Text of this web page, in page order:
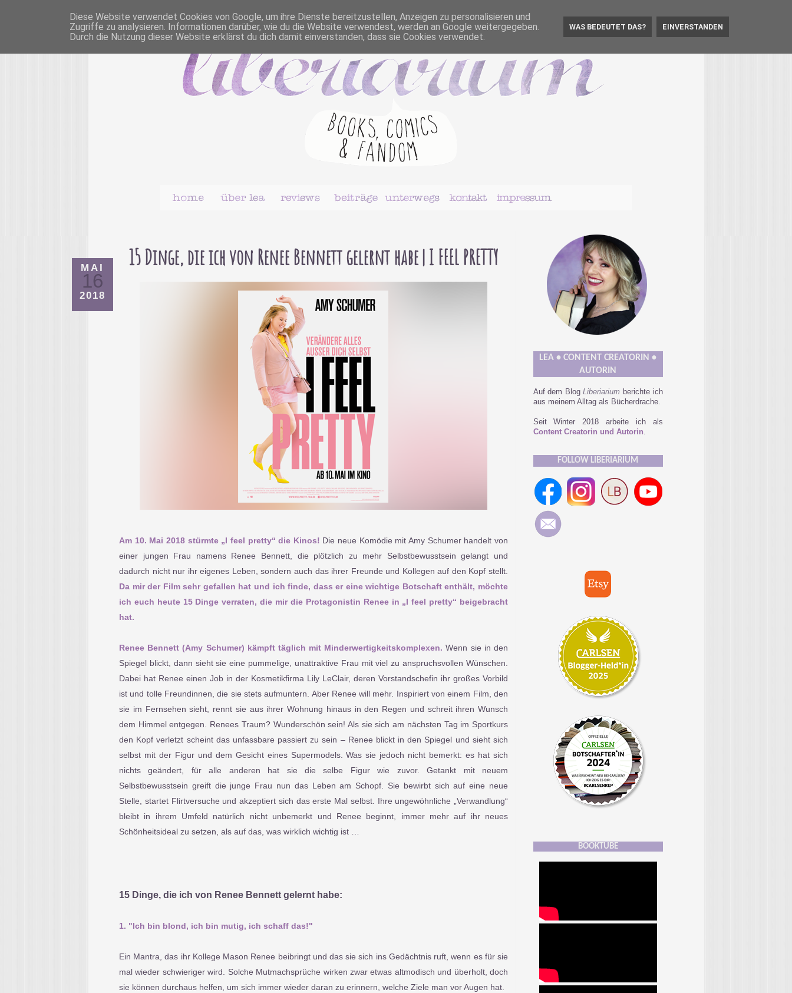
MAI
16
2018
15 Dinge, die ich von Renee Bennett gelernt habe | I FEEL PRETTY
Am 10. Mai 2018 stürmte „I feel pretty“ die Kinos! Die neue Komödie mit Amy Schumer handelt von
einer jungen Frau namens Renee Bennett, die plötzlich zu mehr Selbstbewusstsein gelangt und
dadurch nicht nur ihr eigenes Leben, sondern auch das ihrer Freunde und Kollegen auf den Kopf stellt.
Da mir der Film sehr gefallen hat und ich finde, dass er eine wichtige Botschaft enthält, möchte
ich euch heute 15 Dinge verraten, die mir die Protagonistin Renee in „I feel pretty“ beigebracht
hat.
Renee Bennett (Amy Schumer) kämpft täglich mit Minderwertigkeitskomplexen. Wenn sie in den
Spiegel blickt, dann sieht sie eine pummelige, unattraktive Frau mit viel zu anspruchsvollen Wünschen.
Dabei hat Renee einen Job in der Kosmetikfirma Lily LeClair, deren Vorstandschefin ihr großes Vorbild
ist und tolle Freundinnen, die sie stets aufmuntern. Aber Renee will mehr. Inspiriert von einem Film, den
sie im Fernsehen sieht, rennt sie aus ihrer Wohnung hinaus in den Regen und schreit ihren Wunsch
dem Himmel entgegen. Renees Traum? Wunderschön sein! Als sie sich am nächsten Tag im Sportkurs
den Kopf verletzt scheint das unfassbare passiert zu sein – Renee blickt in den Spiegel und sieht sich
selbst mit der Figur und dem Gesicht eines Supermodels. Was sie jedoch nicht bemerkt: es hat sich
nichts geändert, für alle anderen hat sie die selbe Figur wie zuvor. Getankt mit neuem
Selbstbewusstsein greift die junge Frau nun das Leben am Schopf. Sie bewirbt sich auf eine neue
Stelle, startet Flirtversuche und akzeptiert sich das erste Mal selbst. Ihre ungewöhnliche „Verwandlung“
bleibt in ihrem Umfeld natürlich nicht unbemerkt und Renee beginnt, immer mehr auf ihr neues
Schönheitsideal zu setzen, als auf das, was wirklich wichtig ist …
15 Dinge, die ich von Renee Bennett gelernt habe:
1. "Ich bin blond, ich bin mutig, ich schaff das!"
Ein Mantra, das ihr Kollege Mason Renee beibringt und das sie sich ins Gedächtnis ruft, wenn es für sie
mal wieder schwieriger wird. Solche Mutmachsprüche wirken zwar etwas altmodisch und überholt, doch
sie können durchaus helfen, um sich immer wieder daran zu erinnern, welche Ziele man vor Augen hat.
LEA • CONTENT CREATORIN •
AUTORIN
Auf dem BlogLiberiarium berichte ich
aus meinem Alltag als Bücherdrache.
Seit Winter 2018 arbeite ich als
Content Creatorin und Autorin.
FOLLOW LIBERIARIUM
BOOKTUBE
Diese Website verwendet Cookies von Google, um ihre Dienste bereitzustellen, Anzeigen zu personalisieren und
Zugriffe zu analysieren. Informationen darüber, wie du die Website verwendest, werden an Google weitergegeben.
Durch die Nutzung dieser Website erklärst du dich damit einverstanden, dass sie Cookies verwendet.
WAS BEDEUTET DAS? EINVERSTANDEN